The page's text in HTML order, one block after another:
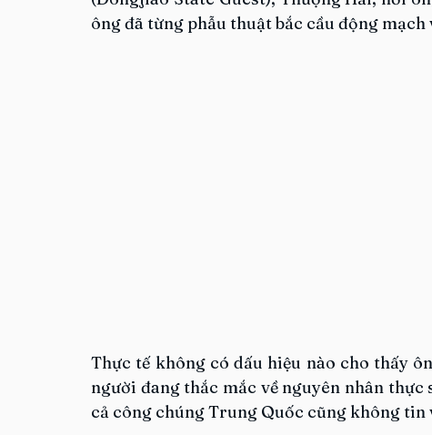
ông đã từng phẫu thuật bắc cầu động mạch
Thực tế không có dấu hiệu nào cho thấy
người đang thắc mắc về nguyên nhân
cả công chúng Trung Quốc cũng không tin